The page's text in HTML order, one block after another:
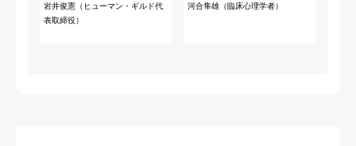
岩井俊憲（ヒューマン・ギルド代
表取締役）
河合隼雄（臨床心理学者）